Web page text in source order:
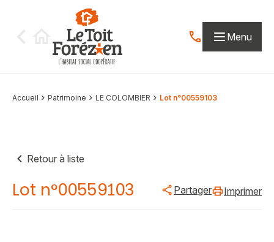
Contactez-nous
Menu
Accueil Patrimoine LE COLOMBIER Lot n°00559103
Retour à liste
Lot n°00559103 Partager Imprimer